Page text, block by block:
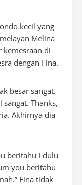
kecil yang
Melina
kemesraan di
dengan Fina.
besar sangat.
sangat. Thanks,
Akhirnya dia
beritahu I dulu
you beritahu
Fina tidak